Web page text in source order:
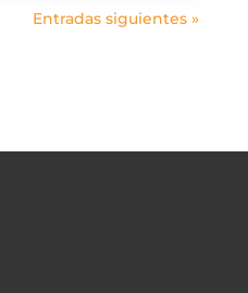
Entradas siguientes »